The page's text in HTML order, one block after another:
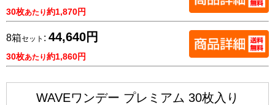
30枚あたり約1,870円
8箱セット : 44,640円
30枚あたり約1,860円
WAVEワンデー プレミアム 30枚入り